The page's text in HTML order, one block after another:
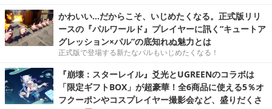
かわいい…だからこそ、いじめたくなる。正式版リリ
ースの『パルワールド』プレイヤーに訊く“キュートア
グレッション×パル”の底知れぬ魅力とは
正式版で登場する新たなパルもいじめたくなる！
『崩壊：スターレイル』爻光とUGREENのコラボは
「限定ギフトBOX」が超豪華！全6商品に使える5％オ
フクーポンやコスプレイヤー撮影会など、盛りだくさ